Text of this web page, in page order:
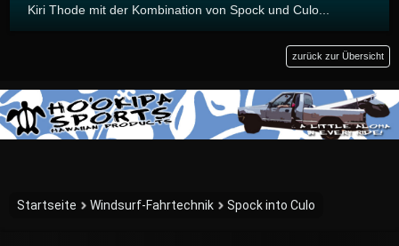
Kiri Thode mit der Kombination von Spock und Culo...
zurück zur Übersicht
Startseite Windsurf-Fahrtechnik Spock into Culo